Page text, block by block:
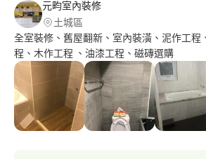
元畇室內裝修
土城區
全室裝修、舊屋翻新、室內裝潢、泥作工程
程、木作工程 、油漆工程、磁磚選購